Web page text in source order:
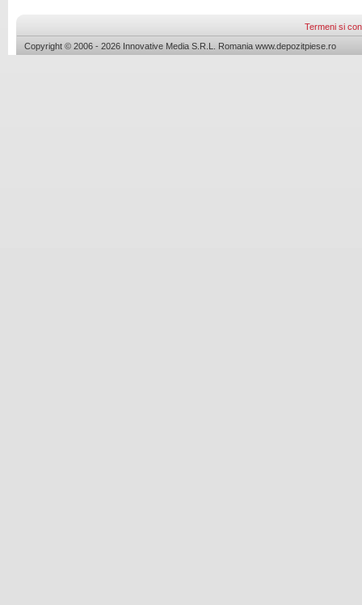
Termeni si
Copyright © 2006 - 2026 Innovative Media S.R.L. Romania www.depozitpiese.ro